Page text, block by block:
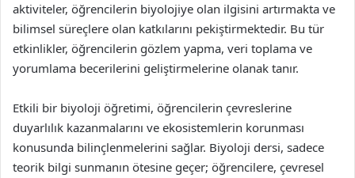
aktiviteler, öğrencilerin biyolojiye olan ilgisini artırmakta ve
bilimsel süreçlere olan katkılarını pekiştirmektedir. Bu tür
etkinlikler, öğrencilerin gözlem yapma, veri toplama ve
yorumlama becerilerini geliştirmelerine olanak tanır.
Etkili bir biyoloji öğretimi, öğrencilerin çevreslerine
duyarlılık kazanmalarını ve ekosistemlerin korunması
konusunda bilinçlenmelerini sağlar. Biyoloji dersi, sadece
teorik bilgi sunmanın ötesine geçer; öğrencilere, çevresel